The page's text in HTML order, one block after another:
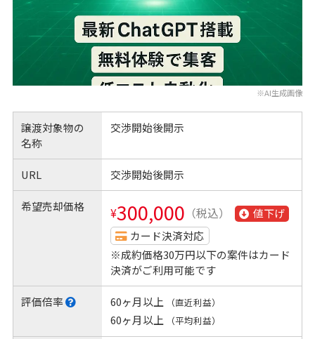
※AI生成画像
譲渡対象物の
名称
交渉開始後開示
URL 交渉開始後開示
希望売却価格 ¥300,000 （税込）
値下げ
カード決済対応
※成約価格30万円以下の案件はカード
決済がご利用可能です
評価倍率 60ヶ月以上 （直近利益）
60ヶ月以上 （平均利益）